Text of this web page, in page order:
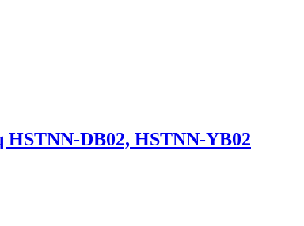
DB02, HSTNN-YB02